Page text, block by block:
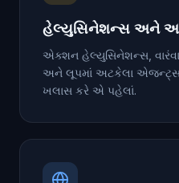
હેલ્યુસિનેશન્સ અને
એક્શન હેલ્યુસિનેશન્સ,
અને લૂપમાં અટકેલા
ખલાસ કરે એ પહેલાં.